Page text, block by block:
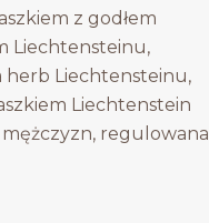
z godłem
Liechtensteinu,
herb Liechtensteinu,
Liechtenstein
regulowana